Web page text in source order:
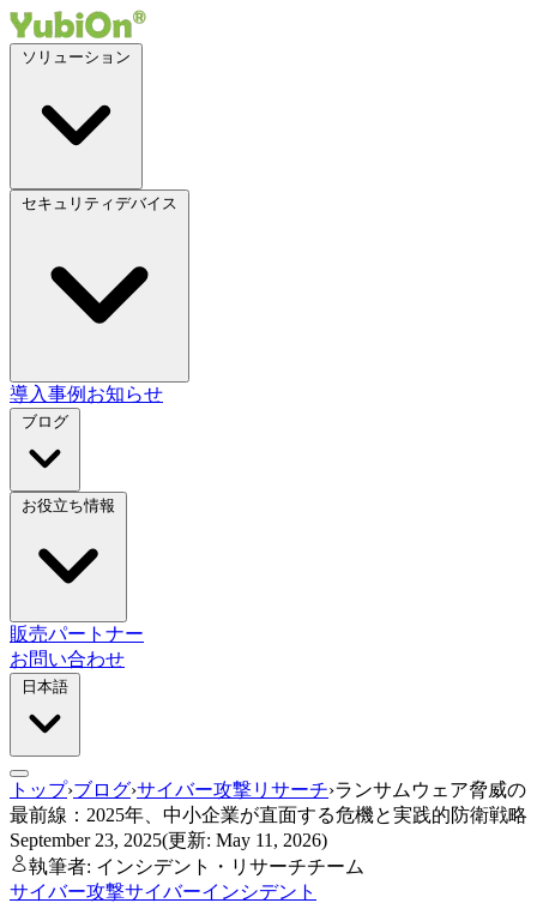
導入事例 お知らせ
販売パートナー
お問い合わせ
トップ›ブログ›サイバー攻撃リサーチ›ランサムウェア脅威の
最前線：2025年、中小企業が直面する危機と実践的防衛戦略
September 23, 2025(更新: May 11, 2026)
執筆者: インシデント・リサーチチーム
サイバー攻撃サイバーインシデント